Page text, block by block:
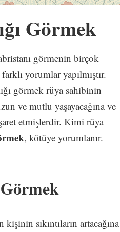
Görmek
görmenin birçok
yorumlar yapılmıştır.
görmek rüya sahibinin
ve mutlu yaşayacağına ve
etmişlerdir. Kimi rüya
, kötüye yorumlanır.
kişinin sıkıntıların artacağına